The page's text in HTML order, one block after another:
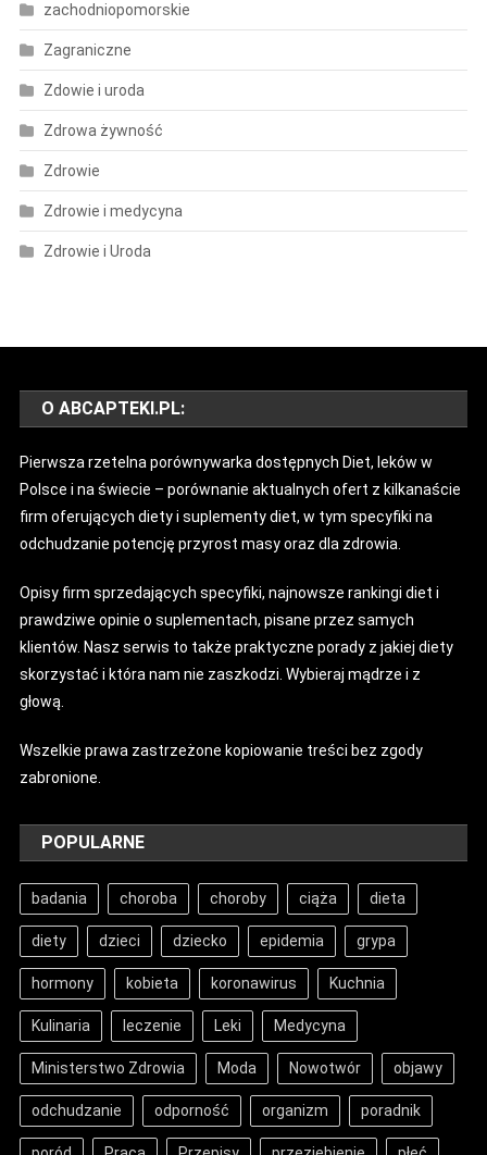
zachodniopomorskie
Zagraniczne
Zdowie i uroda
Zdrowa żywność
Zdrowie
Zdrowie i medycyna
Zdrowie i Uroda
O ABCAPTEKI.PL:
Pierwsza rzetelna porównywarka dostępnych Diet, leków w
Polsce i na świecie – porównanie aktualnych ofert z kilkanaście
firm oferujących diety i suplementy diet, w tym specyfiki na
odchudzanie potencję przyrost masy oraz dla zdrowia.
Opisy firm sprzedających specyfiki, najnowsze rankingi diet i
prawdziwe opinie o suplementach, pisane przez samych
klientów. Nasz serwis to także praktyczne porady z jakiej diety
skorzystać i która nam nie zaszkodzi. Wybieraj mądrze i z
głową.
Wszelkie prawa zastrzeżone kopiowanie treści bez zgody
zabronione.
POPULARNE
badania choroba choroby ciąża dieta
diety dzieci dziecko epidemia grypa
hormony kobieta koronawirus Kuchnia
Kulinaria leczenie Leki Medycyna
Ministerstwo Zdrowia Moda Nowotwór objawy
odchudzanie odporność organizm poradnik